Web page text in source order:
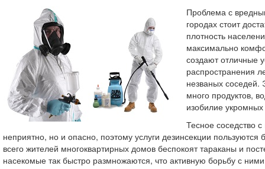
Проблема с
городах стоит
плотность
максимально
создают отличные
распространения
незваных соседей.
много продуктов,
изобилие
Тесное соседство
неприятно, но и опасно, поэтому услуги дезинсекции
всего жителей многоквартирных домов беспокоят тараканы и
насекомые так быстро размножаются, что активную борьбу с